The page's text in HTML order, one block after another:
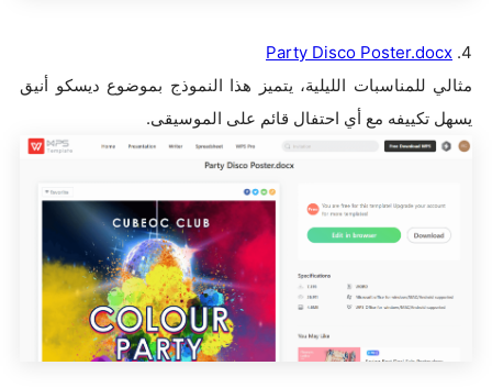
4.
Party Disco Poster.docx
مثالي للمناسبات الليلية، يتميز هذا النموذج بموضوع ديسكو أنيق
يسهل تكييفه مع أي احتفال قائم على الموسيقى.